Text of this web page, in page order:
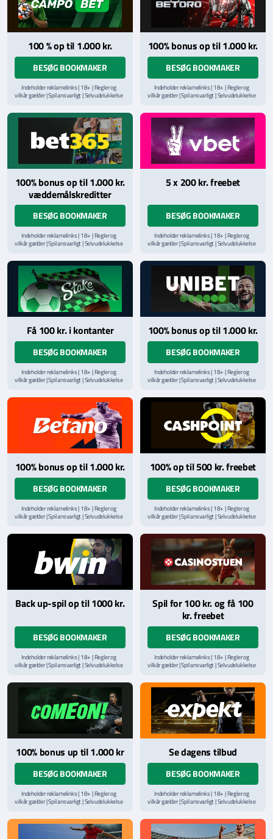
100 % op til 1.000 kr.
BESØG BOOKMAKER
Indeholder reklamelinks | 18+ | Regler og
vilkår gælder | Spil ansvarligt | Selvudelukkelse
hjælpelinje påStopSpillet.dk
Læs vilkår og betingelserher
100% bonus op til 1.000 kr.
BESØG BOOKMAKER
Indeholder reklamelinks | 18+ | Regler og
vilkår gælder | Spil ansvarligt | Selvudelukkelse
hjælpelinje påStopSpillet.dk
Læs vilkår og betingelserher
100% bonus op til 1.000 kr.
væddemålskreditter
BESØG BOOKMAKER
Indeholder reklamelinks | 18+ | Regler og
vilkår gælder | Spil ansvarligt | Selvudelukkelse
hjælpelinje påStopSpillet.dk
5 x 200 kr. freebet
BESØG BOOKMAKER
Indeholder reklamelinks | 18+ | Regler og
vilkår gælder | Spil ansvarligt | Selvudelukkelse
hjælpelinje påStopSpillet.dk
Læs vilkår og betingelserher
Få 100 kr. i kontanter
BESØG BOOKMAKER
Indeholder reklamelinks | 18+ | Regler og
vilkår gælder | Spil ansvarligt | Selvudelukkelse
hjælpelinje påStopSpillet.dk
her
100% bonus op til 1.000 kr.
BESØG BOOKMAKER
Indeholder reklamelinks | 18+ | Regler og
vilkår gælder | Spil ansvarligt | Selvudelukkelse
hjælpelinje påStopSpillet.dk
Læs vilkår og betingelserher
100% bonus op til 1.000 kr.
BESØG BOOKMAKER
Indeholder reklamelinks | 18+ | Regler og
vilkår gælder | Spil ansvarligt | Selvudelukkelse
hjælpelinje påStopSpillet.dk
100% op til 500 kr. freebet
BESØG BOOKMAKER
Indeholder reklamelinks | 18+ | Regler og
vilkår gælder | Spil ansvarligt | Selvudelukkelse
hjælpelinje påStopSpillet.dk
Læs vilkår og betingelserher
Back up-spil op til 1000 kr.
BESØG BOOKMAKER
Indeholder reklamelinks | 18+ | Regler og
vilkår gælder | Spil ansvarligt | Selvudelukkelse
hjælpelinje påStopSpillet.dk
Spil for 100 kr. og få 100
kr. freebet
BESØG BOOKMAKER
Indeholder reklamelinks | 18+ | Regler og
vilkår gælder | Spil ansvarligt | Selvudelukkelse
hjælpelinje påStopSpillet.dk
100% bonus up til 1.000 kr
BESØG BOOKMAKER
Indeholder reklamelinks | 18+ | Regler og
vilkår gælder | Spil ansvarligt | Selvudelukkelse
hjælpelinje påStopSpillet.dk
Læs vilkår og betingelserher
Se dagens tilbud
BESØG BOOKMAKER
Indeholder reklamelinks | 18+ | Regler og
vilkår gælder | Spil ansvarligt | Selvudelukkelse
hjælpelinje påStopSpillet.dk
Læs vilkår og betingelserher